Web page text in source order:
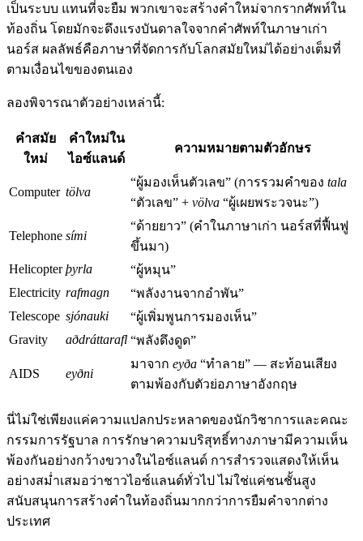
เป็นระบบ แทนที่จะยืม พวกเขาจะสร้างคำใหม่จากรากศัพท์ใน
ท้องถิ่น โดยมักจะดึงแรงบันดาลใจจากคำศัพท์ในภาษาเก่า
นอร์ส ผลลัพธ์คือภาษาที่จัดการกับโลกสมัยใหม่ได้อย่างเต็มที่
ตามเงื่อนไขของตนเอง
ลองพิจารณาตัวอย่างเหล่านี้:
คำสมัย
ใหม่
คำใหม่ใน
ไอซ์แลนด์
ความหมายตามตัวอักษร
Computer tölva
“ผู้มองเห็นตัวเลข” (การรวมคำของ tala
“ตัวเลข” + völva “ผู้เผยพระวจนะ”)
Telephone sími
“ด้ายยาว” (คำในภาษาเก่า นอร์สที่ฟื้นฟู
ขึ้นมา)
Helicopter þyrla
“ผู้หมุน”
Electricity rafmagn
“พลังงานจากอำพัน”
Telescope sjónauki
“ผู้เพิ่มพูนการมองเห็น”
Gravity
aðdráttarafl “พลังดึงดูด”
AIDS eyðni
มาจาก eyða “ทำลาย” — สะท้อนเสียง
ตามพ้องกับตัวย่อภาษาอังกฤษ
นี่ไม่ใช่เพียงแค่ความแปลกประหลาดของนักวิชาการและคณะ
กรรมการรัฐบาล การรักษาความบริสุทธิ์ทางภาษามีความเห็น
พ้องกันอย่างกว้างขวางในไอซ์แลนด์ การสำรวจแสดงให้เห็น
อย่างสม่ำเสมอว่าชาวไอซ์แลนด์ทั่วไป ไม่ใช่แค่ชนชั้นสูง
สนับสนุนการสร้างคำในท้องถิ่นมากกว่าการยืมคำจากต่าง
ประเทศ